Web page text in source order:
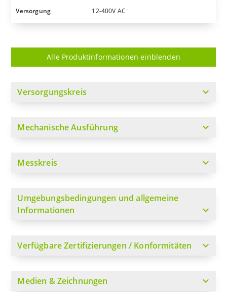
Versorgung 12-400V AC
Alle Produktinformationen einblenden
Versorgungskreis expand_more
Mechanische Ausführung expand_more
Messkreis expand_more
Umgebungsbedingungen und allgemeine
Informationen
expand_more
Verfügbare Zertifizierungen / Konformitäten expand_more
Medien & Zeichnungen expand_more